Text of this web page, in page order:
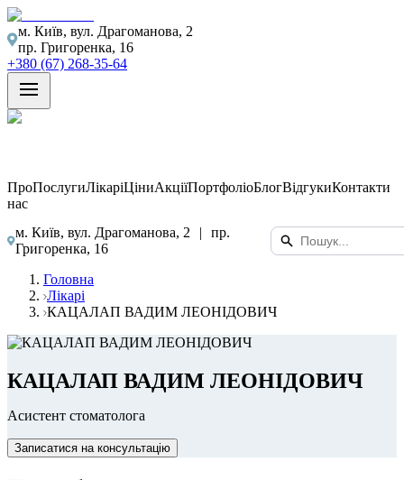
м. Київ, вул. Драгоманова, 2
пр. Григоренка, 16
+380 (67) 268-35-64
Про
нас
ПослугиЛікаріЦіниАкціїПортфоліоБлогВідгукиКонтакти
м. Київ, вул. Драгоманова, 2 |
пр.
Григоренка, 16
Головна
Лікарі
КАЦАЛАП ВАДИМ ЛЕОНІДОВИЧ
КАЦАЛАП ВАДИМ ЛЕОНІДОВИЧ
Асистент стоматолога
Записатися на консультацію